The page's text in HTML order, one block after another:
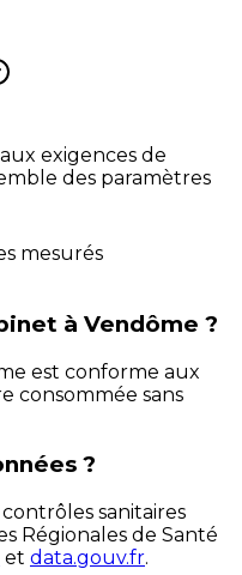
exigences de
des paramètres
mesurés
à Vendôme ?
est conforme aux
consommée sans
?
sanitaires
Régionales de Santé
et data.gouv.fr.